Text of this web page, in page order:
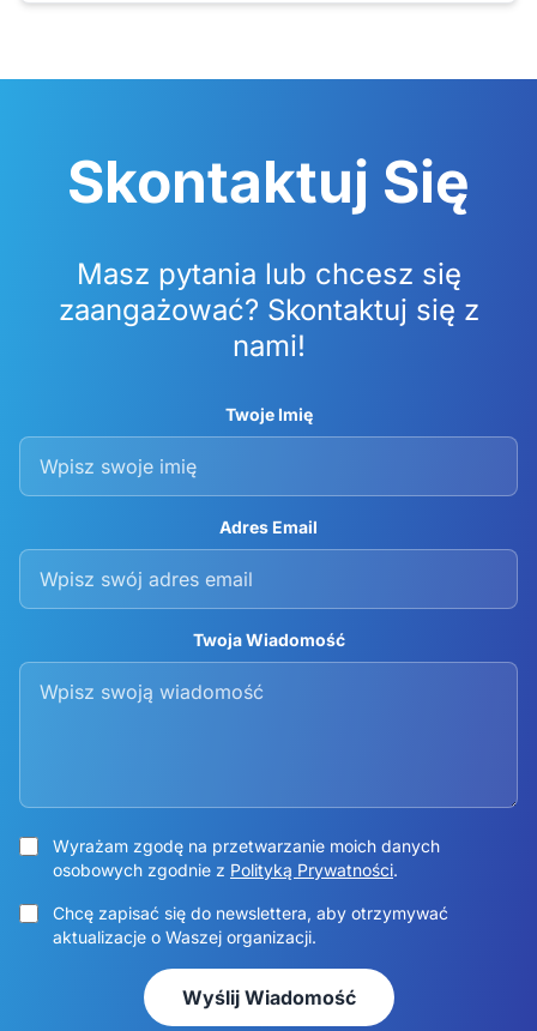
Skontaktuj Się
Masz pytania lub chcesz się
zaangażować? Skontaktuj się z
nami!
Twoje Imię
Adres Email
Twoja Wiadomość
Wyrażam zgodę na przetwarzanie moich danych
osobowych zgodnie z Polityką Prywatności.
Chcę zapisać się do newslettera, aby otrzymywać
aktualizacje o Waszej organizacji.
Wyślij Wiadomość